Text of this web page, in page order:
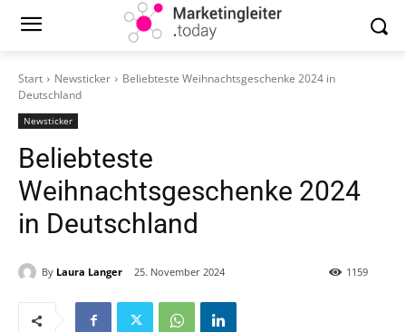
Start Newsticker
Beliebteste Weihnachtsgeschenke 2024 in
Deutschland
Newsticker
Beliebteste
Weihnachtsgeschenke 2024
in Deutschland
By Laura Langer 25. November 2024 1159